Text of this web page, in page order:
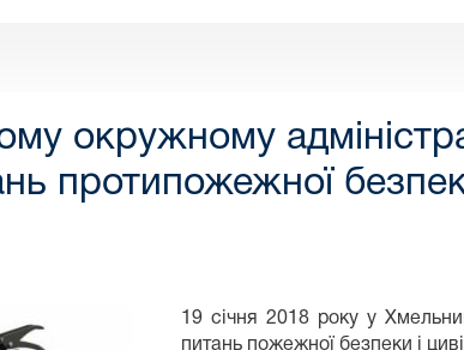
окружному
протипожежної
19 січня 2018 року у
питань пожежної безпеки і